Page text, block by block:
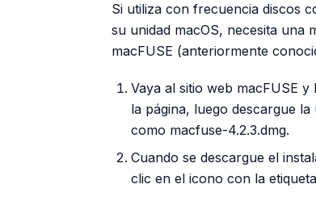
Si utiliza con frecuencia discos
su unidad macOS, necesita una
macFUSE (anteriormente
Vaya al sitio web macFUSE
la página, luego descargue
como macfuse-4.2.3.dmg.
Cuando se descargue el
clic en el icono con la